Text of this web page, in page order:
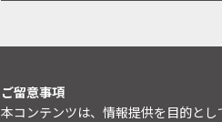
ご留意事項
本コンテンツは、情報提供を目的とし